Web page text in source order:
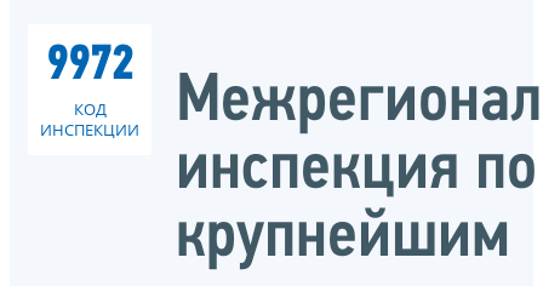
9972
КОД
ИНСПЕКЦИИ
инспекция по
крупнейшим